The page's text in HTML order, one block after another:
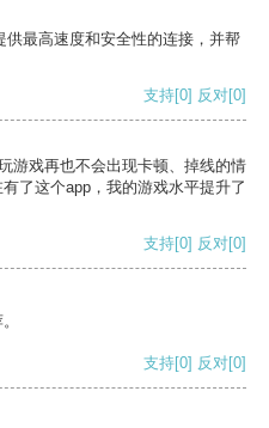
最高速度和安全性的连接，并帮
支持[0] 反对[0]
游戏再也不会出现卡顿、掉线的情
了这个app，我的游戏水平提升了
支持[0] 反对[0]
支持[0] 反对[0]